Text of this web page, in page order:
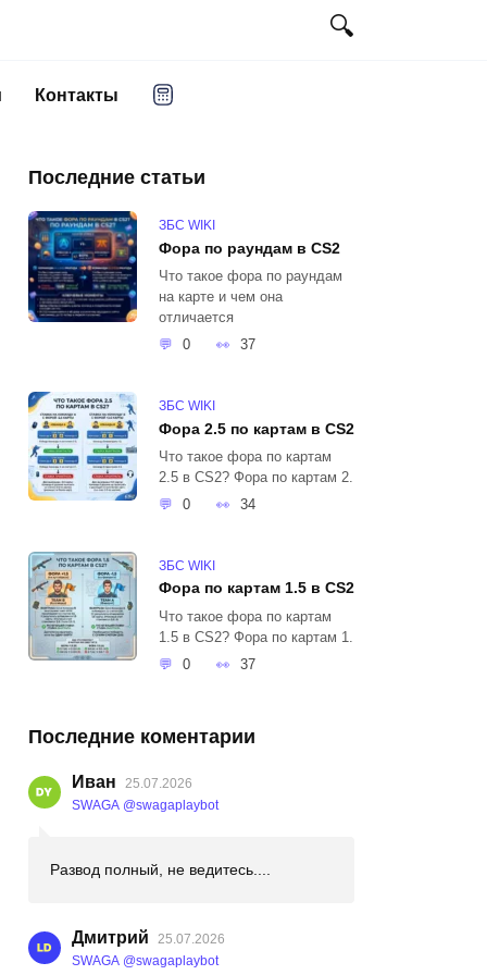
Контакты
Последние статьи
ЗБС WIKI
Фора по раундам в CS2
Что такое фора по раундам
на карте и чем она
отличается
0
37
ЗБС WIKI
Фора 2.5 по картам в CS2
Что такое фора по картам
2.5 в CS2? Фора по картам 2.
0
34
ЗБС WIKI
Фора по картам 1.5 в CS2
Что такое фора по картам
1.5 в CS2? Фора по картам 1.
0
37
Последние коментарии
Иван
25.07.2026
SWAGA @swagaplaybot
Развод полный, не ведитесь....
Дмитрий
25.07.2026
SWAGA @swagaplaybot